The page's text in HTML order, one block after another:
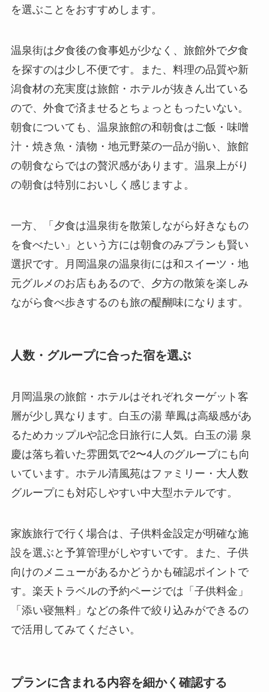
を選ぶことをおすすめします。
温泉街は夕食後の食事処が少なく、旅館外で夕食
を探すのは少し不便です。また、料理の品質や新
潟食材の充実度は旅館・ホテルが抜きん出ている
ので、外食で済ませるとちょっともったいない。
朝食についても、温泉旅館の和朝食はご飯・味噌
汁・焼き魚・漬物・地元野菜の一品が揃い、旅館
の朝食ならではの贅沢感があります。温泉上がり
の朝食は特別においしく感じますよ。
一方、「夕食は温泉街を散策しながら好きなもの
を食べたい」という方には朝食のみプランも賢い
選択です。月岡温泉の温泉街には和スイーツ・地
元グルメのお店もあるので、夕方の散策を楽しみ
ながら食べ歩きするのも旅の醍醐味になります。
人数・グループに合った宿を選ぶ
月岡温泉の旅館・ホテルはそれぞれターゲット客
層が少し異なります。白玉の湯 華鳳は高級感があ
るためカップルや記念日旅行に人気。白玉の湯 泉
慶は落ち着いた雰囲気で2〜4人のグループにも向
いています。ホテル清風苑はファミリー・大人数
グループにも対応しやすい中大型ホテルです。
家族旅行で行く場合は、子供料金設定が明確な施
設を選ぶと予算管理がしやすいです。また、子供
向けのメニューがあるかどうかも確認ポイントで
す。楽天トラベルの予約ページでは「子供料金」
「添い寝無料」などの条件で絞り込みができるの
で活用してみてください。
プランに含まれる内容を細かく確認する